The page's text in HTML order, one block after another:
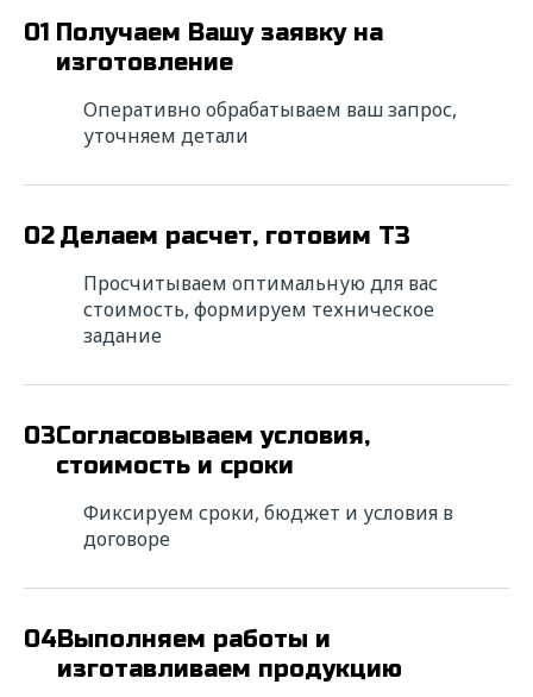
01 Получаем Вашу заявку на
изготовление
Оперативно обрабатываем ваш запрос,
уточняем детали
02 Делаем расчет, готовим ТЗ
Просчитываем оптимальную для вас
стоимость, формируем техническое
задание
03Согласовываем условия,
стоимость и сроки
Фиксируем сроки, бюджет и условия в
договоре
04Выполняем работы и
изготавливаем продукцию
Ищете надежного
исполнителя? Напишите нам!
Мы свяжемся с вами в ближайшее время для
сроки подготовим коммерческое
предложение с выгодными условиями
сотрудничества.